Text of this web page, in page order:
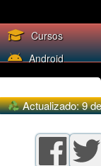
Cursos
Android
Actualizado: 9